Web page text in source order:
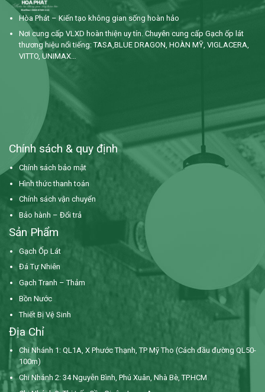
Hòa Phát – Kiến tạo không gian sống hoàn hảo
Nơi cung cấp VLXD hoàn thiện uy tín. Chuyên cung cấp Gạch ốp lát
thương hiệu nổi tiếng: TASA,BLUE DRAGON, HOÀN MỸ, VIGLACERA,
VITTO, UNIMAX…
Chính sách & quy định
Chính sách bảo mật
Hình thức thanh toán
Chính sách vận chuyển
Bảo hành – Đổi trả
Sản Phẩm
Gạch Ốp Lát
Đá Tự Nhiên
Gạch Tranh – Thảm
Bồn Nước
Thiết Bị Vệ Sinh
Địa Chỉ
Chi Nhánh 1: QL1A, X Phước Thạnh, TP Mỹ Tho (Cách đầu đường QL50-
100m)
Chi Nhánh 2: 34 Nguyễn Bình, Phú Xuân, Nhà Bè, TP.HCM